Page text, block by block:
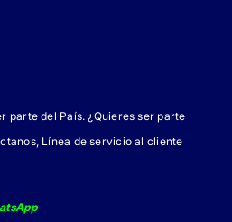
parte del País. ¿Quieres ser parte
Línea de servicio al cliente